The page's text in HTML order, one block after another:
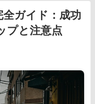
ガイド：成功
プと注意点